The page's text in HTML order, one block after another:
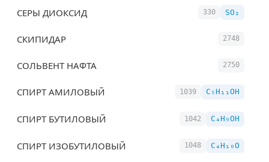
СЕРЫ ДИОКСИД 330 SO₂
СКИПИДАР 2748
СОЛЬВЕНТ НАФТА 2750
СПИРТ АМИЛОВЫЙ 1039 C₅H₁₁OH
СПИРТ БУТИЛОВЫЙ 1042 C₄H₉OH
СПИРТ ИЗОБУТИЛОВЫЙ 1048 C₄H₁₀O